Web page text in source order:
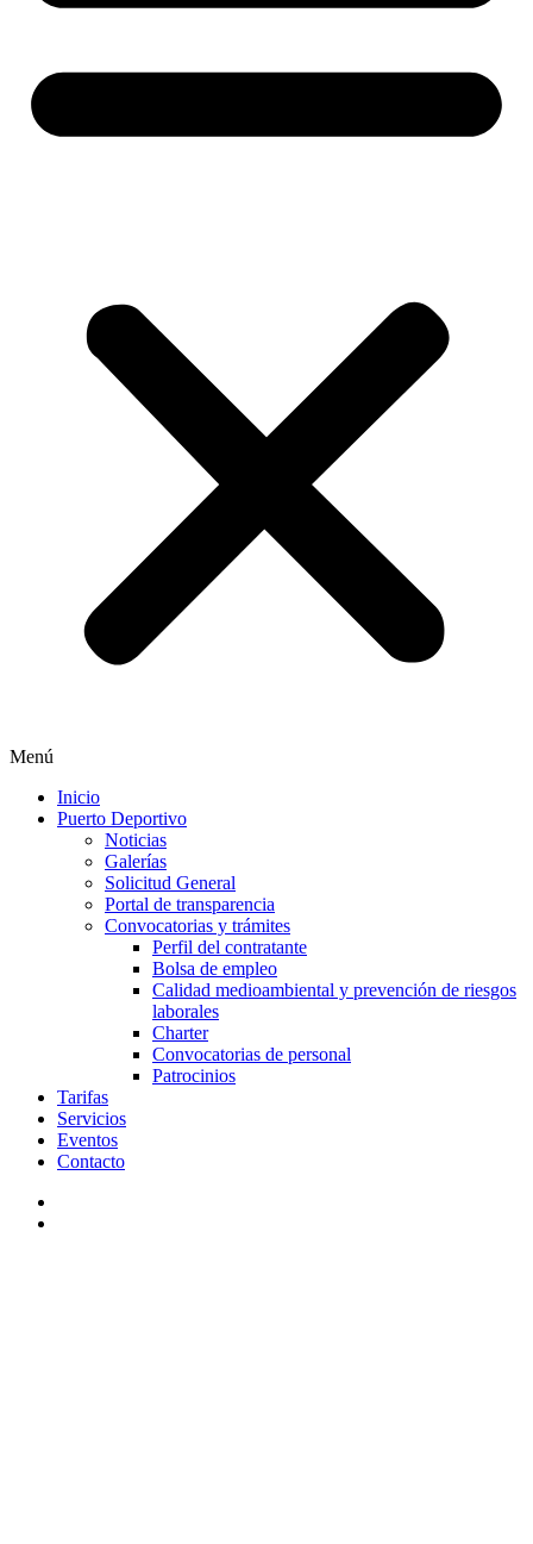
Menú
Inicio
Puerto Deportivo
Noticias
Galerías
Solicitud General
Portal de transparencia
Convocatorias y trámites
Perfil del contratante
Bolsa de empleo
Calidad medioambiental y prevención de riesgos
laborales
Charter
Convocatorias de personal
Patrocinios
Tarifas
Servicios
Eventos
Contacto